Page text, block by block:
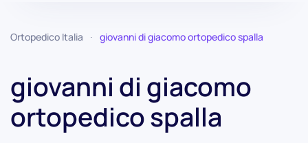
Ortopedico Italia giovanni di giacomo ortopedico spalla
giovanni di giacomo
ortopedico spalla